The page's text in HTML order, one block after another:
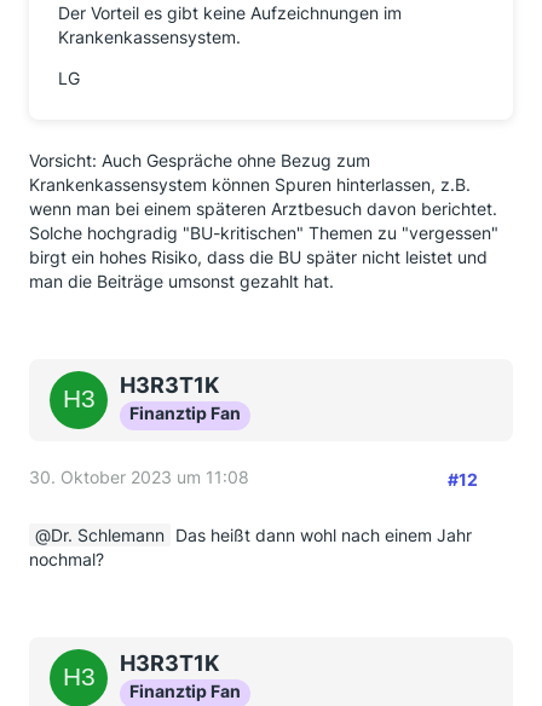
Der Vorteil es gibt keine Aufzeichnungen im
Krankenkassensystem.
LG
Vorsicht: Auch Gespräche ohne Bezug zum
Krankenkassensystem können Spuren hinterlassen, z.B.
wenn man bei einem späteren Arztbesuch davon berichtet.
Solche hochgradig "BU-kritischen" Themen zu "vergessen"
birgt ein hohes Risiko, dass die BU später nicht leistet und
man die Beiträge umsonst gezahlt hat.
H3R3T1K
Finanztip Fan
30. Oktober 2023 um 11:08 #12
Dr. Schlemann Das heißt dann wohl nach einem Jahr
nochmal?
H3R3T1K
Finanztip Fan